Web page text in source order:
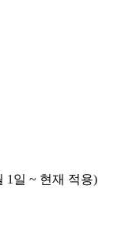
1일 ~ 현재 적용)